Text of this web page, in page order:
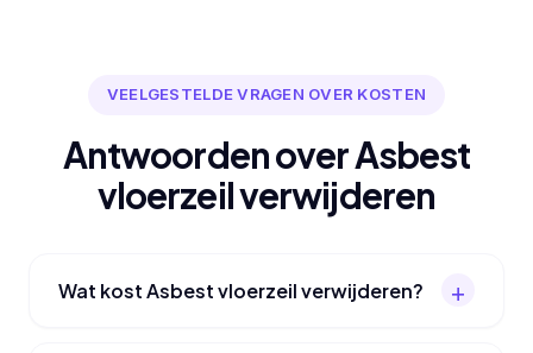
VEELGESTELDE VRAGEN OVER KOSTEN
Antwoorden over Asbest
vloerzeil verwijderen
Wat kost Asbest vloerzeil verwijderen?